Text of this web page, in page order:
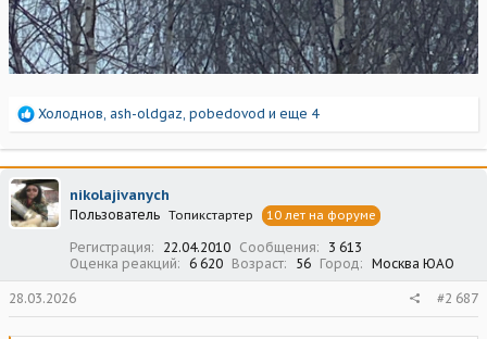
Р
а
к
ц
и
и
Холоднов ash-oldgaz pobedovod и еще 4
nikolajivanych
Пользователь Топикстартер 10 лет на форуме
Регистрация 22.04.2010 Сообщения
3 613
Оценка реакций
6 620 Возраст 56 Город Москва ЮАО
28.03.2026 #2 687